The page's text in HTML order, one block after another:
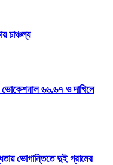
চাঞ্চল্য
৬৬.৬৭ ও দাখিলে
ভোগান্তিতে দুই গ্রামের